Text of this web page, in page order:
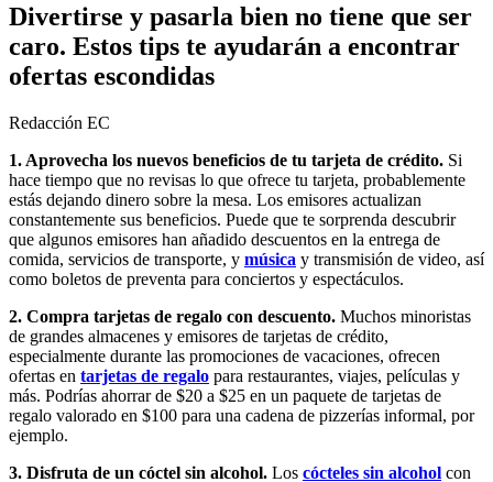
Divertirse y pasarla bien no tiene que ser
caro. Estos tips te ayudarán a encontrar
ofertas escondidas
Redacción EC
1. Aprovecha los nuevos beneficios de tu tarjeta de crédito. Si
hace tiempo que no revisas lo que ofrece tu tarjeta, probablemente
estás dejando dinero sobre la mesa. Los emisores actualizan
constantemente sus beneficios. Puede que te sorprenda descubrir
que algunos emisores han añadido descuentos en la entrega de
comida, servicios de transporte, y música y transmisión de video, así
como boletos de preventa para conciertos y espectáculos.
2. Compra tarjetas de regalo con descuento. Muchos minoristas
de grandes almacenes y emisores de tarjetas de crédito,
especialmente durante las promociones de vacaciones, ofrecen
ofertas en tarjetas de regalo para restaurantes, viajes, películas y
más. Podrías ahorrar de $20 a $25 en un paquete de tarjetas de
regalo valorado en $100 para una cadena de pizzerías informal, por
ejemplo.
3. Disfruta de un cóctel sin alcohol. Los cócteles sin alcohol con